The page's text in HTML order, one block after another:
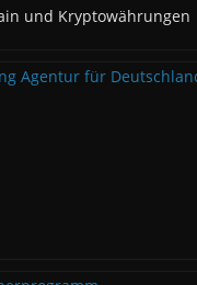
und Kryptowährungen